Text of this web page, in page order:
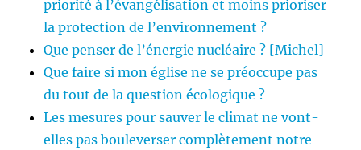
priorité à l’évangélisation et moins prioriser
la protection de l’environnement ?
Que penser de l’énergie nucléaire ? [Michel]
Que faire si mon église ne se préoccupe pas
du tout de la question écologique ?
Les mesures pour sauver le climat ne vont-
elles pas bouleverser complètement notre